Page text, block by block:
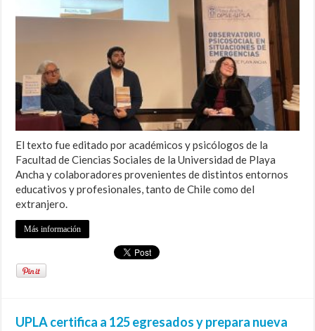
El texto fue editado por académicos y psicólogos de la
Facultad de Ciencias Sociales de la Universidad de Playa
Ancha y colaboradores provenientes de distintos entornos
educativos y profesionales, tanto de Chile como del
extranjero.
Más información
UPLA certifica a 125 egresados y prepara nueva